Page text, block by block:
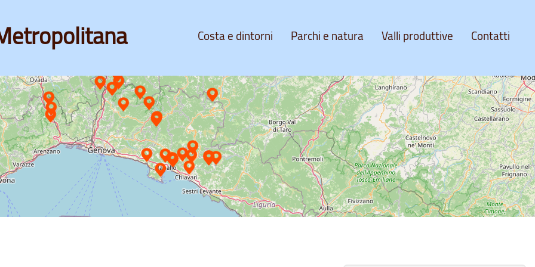
Costa e dintorni Parchi e natura Valli produttive Contatti